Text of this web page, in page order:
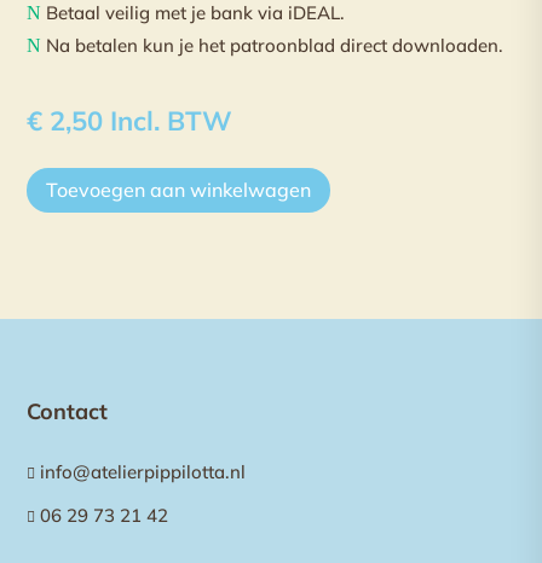
N Betaal veilig met je bank via iDEAL.
N Na betalen kun je het patroonblad direct downloaden.
€ 2,50 Incl. BTW
Toevoegen aan winkelwagen
Contact
 info@atelierpippilotta.nl
 06 29 73 21 42